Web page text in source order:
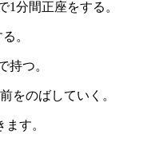
1分間正座をする。
。
持つ。
をのばしていく。
す。